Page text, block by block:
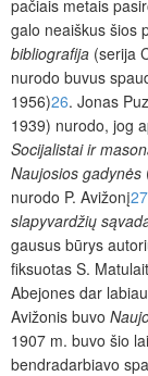
pačiais metais
galo neaiškus šios
bibliografija (serija
nurodo buvus
1956)26. Jonas
1939) nurodo, jog
Socijalistai ir
Naujosios gadynės
nurodo P. Avižonį27
slapyvardžių
gausus būrys
fiksuotas S.
Abejones dar
Avižonis buvo
1907 m. buvo šio
bendradarbiavo